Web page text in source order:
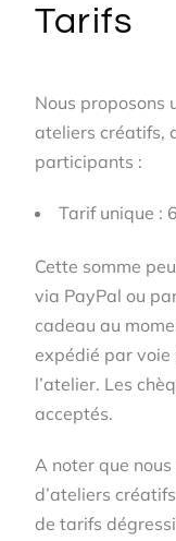
Tarifs
Nous proposons
ateliers créatifs,
participants :
Tarif unique :
Cette somme
via PayPal ou
cadeau au
expédié par voie
l’atelier. Les
acceptés.
A noter que
d’ateliers
de tarifs